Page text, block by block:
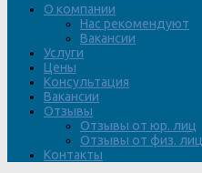
О компании
Нас рекомендуют
Вакансии
Услуги
Цены
Консультация
Вакансии
Отзывы
Отзывы от юр. лиц
Отзывы от физ. лиц
Контакты